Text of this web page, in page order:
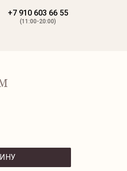
+7 910 603 66 55
(11:00-20:00)